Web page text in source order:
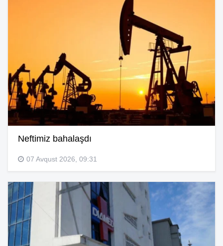
Neftimiz bahalaşdı
07 Avqust 2026, 09:31